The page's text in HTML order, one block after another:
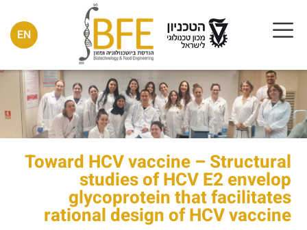
EN
Toward HCV vaccine – Structural
studies of HCV E2 envelop
glycoprotein that facilitates
rational design of HCV vaccine